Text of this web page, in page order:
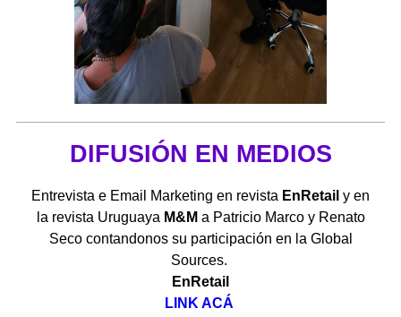
DIFUSIÓN EN MEDIOS
Entrevista e Email Marketing en revista EnRetail y en
la revista Uruguaya M&M a Patricio Marco y Renato
Seco contandonos su participación en la Global
Sources.
EnRetail
LINK ACÁ